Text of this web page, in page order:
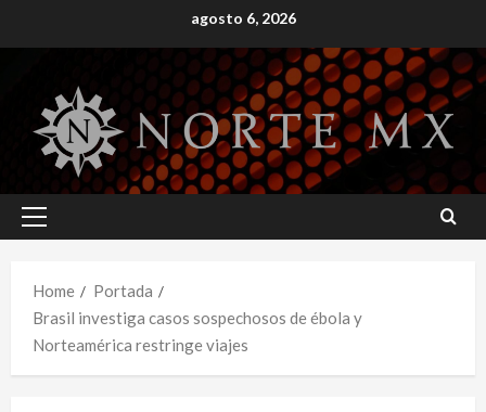
to
agosto 6, 2026
Primary
Home
Portada
Brasil investiga casos sospechosos de ébola y
Norteamérica restringe viajes